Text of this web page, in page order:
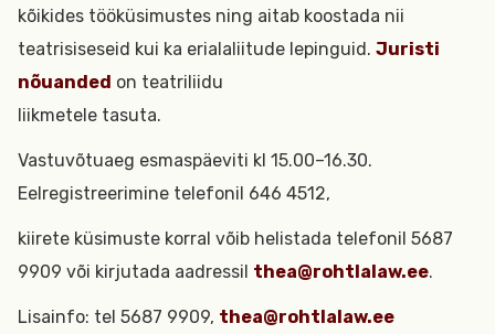
kõikides tööküsimustes ning aitab koostada nii
teatrisiseseid kui ka erialaliitude lepinguid. Juristi
nõuanded on teatriliidu
liikmetele tasuta.
Vastuvõtuaeg esmaspäeviti kl 15.00–16.30.
Eelregistreerimine telefonil 646 4512,
kiirete küsimuste korral võib helistada telefonil 5687
9909 või kirjutada aadressil thea@rohtlalaw.ee.
Lisainfo: tel 5687 9909, thea@rohtlalaw.ee